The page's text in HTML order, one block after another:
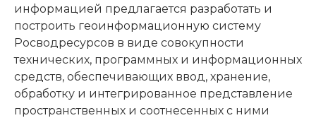
информацией предлагается разработать и
построить геоинформационную систему
Росводресурсов в виде совокупности
технических, программных и информационных
средств, обеспечивающих ввод, хранение,
обработку и интегрированное представление
пространственных и соотнесенных с ними